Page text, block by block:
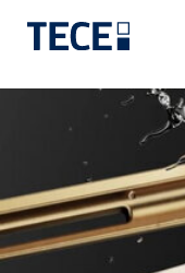
Direkt zum Inhalt